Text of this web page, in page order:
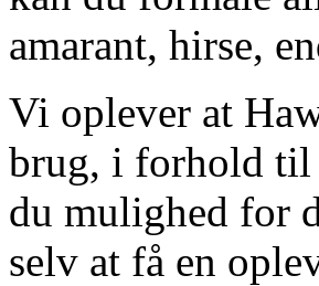
amarant, hirse,
Vi oplever at
brug, i forhold til
du mulighed for
selv at få en